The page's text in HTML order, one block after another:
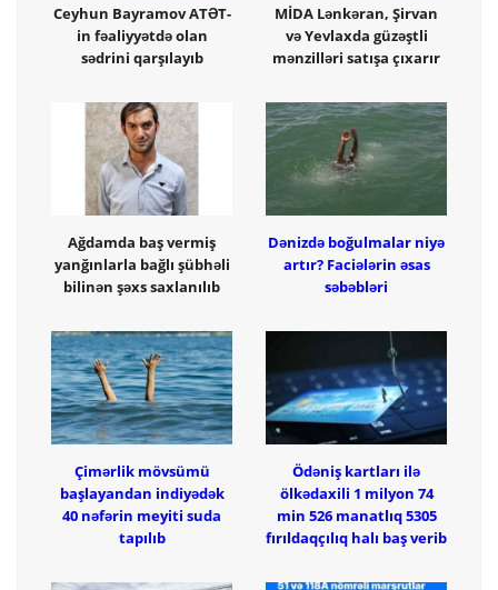
Ceyhun Bayramov ATƏT-
in fəaliyyətdə olan
sədrini qarşılayıb
MİDA Lənkəran, Şirvan
və Yevlaxda güzəştli
mənzilləri satışa çıxarır
Ağdamda baş vermiş
yanğınlarla bağlı şübhəli
bilinən şəxs saxlanılıb
Dənizdə boğulmalar niyə
artır? Faciələrin əsas
səbəbləri
Çimərlik mövsümü
başlayandan indiyədək
40 nəfərin meyiti suda
tapılıb
Ödəniş kartları ilə
ölkədaxili 1 milyon 74
min 526 manatlıq 5305
fırıldaqçılıq halı baş verib